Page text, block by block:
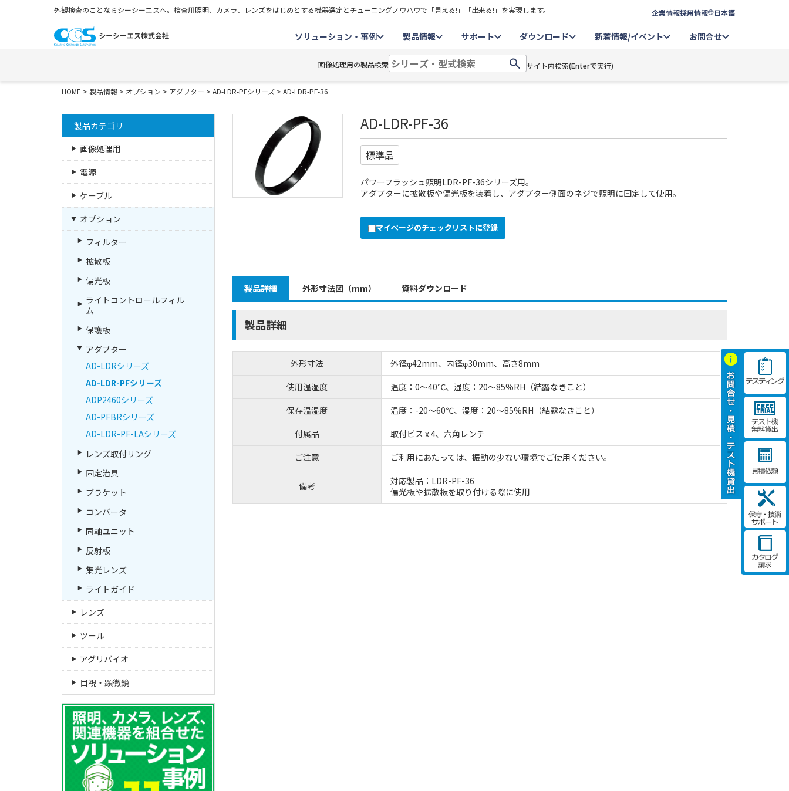
外観検査のことならシーシーエスへ。検査用照明、カメラ、レンズをはじめとする機器選定とチューニングノウハウで「見える!」「出来る!」を実現します。 企業情報採用情報 日本語
ソリューション・事例 製品情報 サポート ダウンロード 新着情報/イベント お問合せ
画像処理用の製品検索 サイト内検索(Enterで実行)
HOME > 製品情報 > オプション > アダプター > AD-LDR-PFシリーズ > AD-LDR-PF-36
AD-LDR-PF-36
標準品
パワーフラッシュ照明LDR-PF-36シリーズ用。
アダプターに拡散板や偏光板を装着し、アダプター側面のネジで照明に固定して使用。
マイページのチェックリストに登録
製品詳細 外形寸法図（mm） 資料ダウンロード
製品詳細
外形寸法
外径φ42mm、内径φ30mm、高さ8mm
使用温湿度
温度：0～40℃、湿度：20～85%RH（結露なきこと）
保存温湿度
温度：-20～60℃、湿度：20～85%RH（結露なきこと）
付属品
取付ビス x 4、六角レンチ
ご注意
ご利用にあたっては、振動の少ない環境でご使用ください。
備考
対応製品：LDR-PF-36
偏光板や拡散板を取り付ける際に使用
製品カテゴリ
画像処理用
電源
ケーブル
オプション
フィルター
拡散板
偏光板
ライトコントロールフィル
ム
保護板
アダプター
AD-LDRシリーズ
AD-LDR-PFシリーズ
ADP2460シリーズ
AD-PFBRシリーズ
AD-LDR-PF-LAシリーズ
レンズ取付リング
固定治具
ブラケット
コンバータ
同軸ユニット
反射板
集光レンズ
ライトガイド
レンズ
ツール
アグリバイオ
目視・顕微鏡